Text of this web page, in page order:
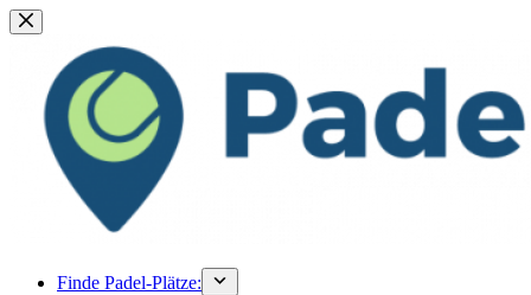
Zum
Inhalt
springen
Finde Padel-Plätze: